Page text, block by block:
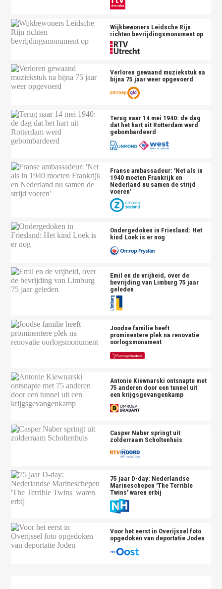
Wijkbewoners Leidsche Rijn
richten bevrijdingsmonument op
Verloren gewaand muziekstuk na
bijna 75 jaar weer opgevoerd
Terug naar 14 mei 1940: de dag
dat het hart uit Rotterdam werd
gebombardeerd
Franse ambassadeur: 'Net als in
1940 moeten Frankrijk en
Nederland nu samen de strijd
voeren'
Ondergedoken in Friesland: Het
kind Loek is er nog
Emil en de vrijheid, over de
bevrijding van Limburg 75 jaar
geleden
Joodse familie heeft
prominentere plek na renovatie
oorlogsmonument
Antonie Kiewnarski ontsnapte met
75 anderen door een tunnel uit
een krijgsgevangenkamp
Casper Naber springt uit
zolderraam Scholtenhuis
75 jaar D-day: Nederlandse
Marineschepen 'The Terrible
Twins' waren erbij
Voor het eerst in Overijssel foto
opgedoken van deportatie Joden